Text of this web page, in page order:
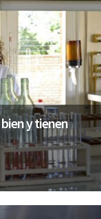
y tienen